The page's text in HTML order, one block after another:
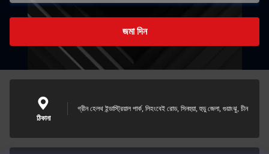
জমা দিন
ঠিকানা
গ্রীন হেলথ ইন্ডাস্ট্রিয়াল পার্ক, লিহংবেই রোড, সিনহুয়া, হুডু জেলা, গুয়াংঝু, চীন